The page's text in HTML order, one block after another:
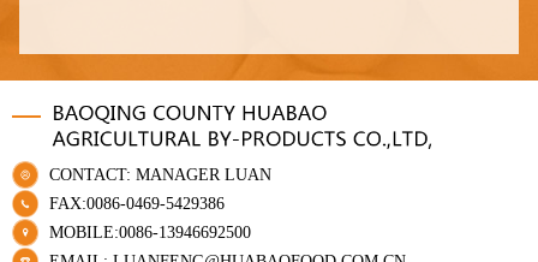
CONTACT: MANAGER LUAN
FAX:0086-0469-5429386
MOBILE:0086-13946692500